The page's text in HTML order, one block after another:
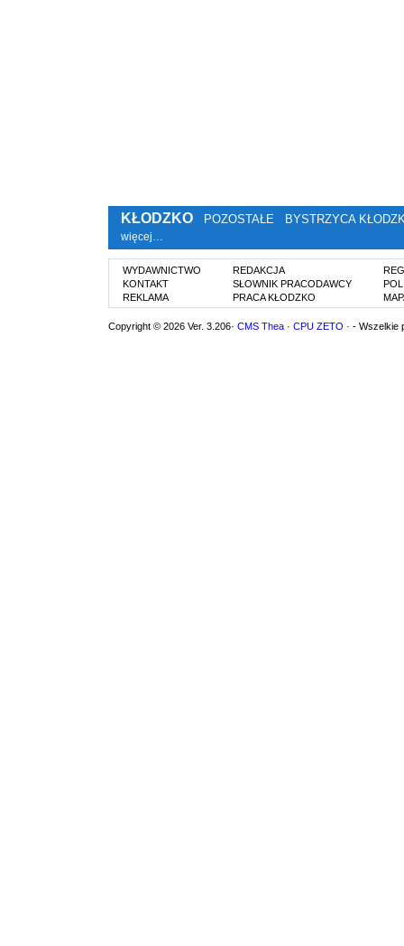
KŁODZKO POZOSTAŁE BYSTRZYCA
więcej…
WYDAWNICTWO
KONTAKT
REKLAMA
REDAKCJA
SŁOWNIK PRACODAWCY
PRACA KŁODZKO
Copyright © 2026 Ver. 3.206· CMS Thea · CPU ZETO · - Wszelkie